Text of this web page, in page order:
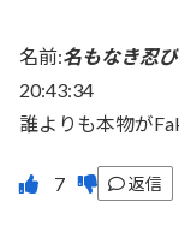
名前:名もなき忍
20:43:34
誰よりも本物が
返信